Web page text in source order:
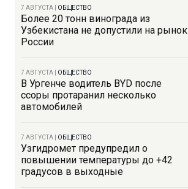
7 АВГУСТА ОБЩЕСТВО
Более 20 тонн винограда из
Узбекистана не допустили на рынок
России
7 АВГУСТА ОБЩЕСТВО
В Ургенче водитель BYD после
ссоры протаранил несколько
автомобилей
7 АВГУСТА ОБЩЕСТВО
Узгидромет предупредил о
повышении температуры до +42
градусов в выходные